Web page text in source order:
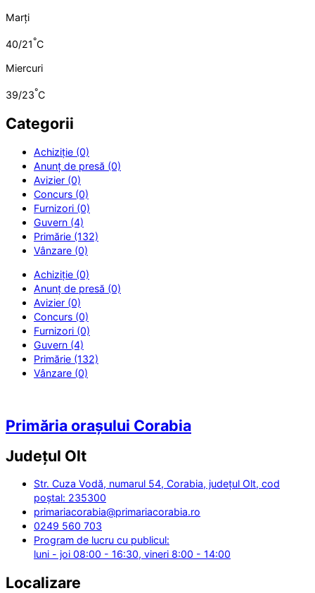
Marți
40/21°C
Miercuri
39/23°C
Categorii
Achiziție (0)
Anunț de presă (0)
Avizier (0)
Concurs (0)
Furnizori (0)
Guvern (4)
Primărie (132)
Vânzare (0)
Achiziție (0)
Anunț de presă (0)
Avizier (0)
Concurs (0)
Furnizori (0)
Guvern (4)
Primărie (132)
Vânzare (0)
Primăria orașului Corabia
Județul Olt
Str. Cuza Vodă, numarul 54, Corabia, județul Olt, cod
poștal: 235300
primariacorabia@primariacorabia.ro
0249 560 703
Program de lucru cu publicul:
luni - joi 08:00 - 16:30, vineri 8:00 - 14:00
Localizare